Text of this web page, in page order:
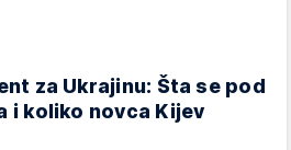
za Ukrajinu: Šta se pod
i koliko novca Kijev